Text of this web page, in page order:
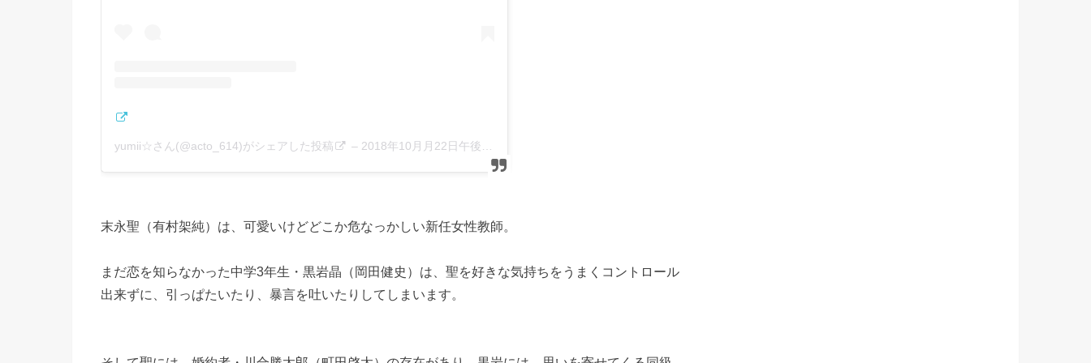
yumii☆さん(@acto_614)がシェアした投稿 – 2018年10月月22日午後4時29分PDT
末永聖（有村架純）は、可愛いけどどこか危なっかしい新任女性教師。
まだ恋を知らなかった中学3年生・黒岩晶（岡田健史）は、聖を好きな気持ちをうまくコントロール
出来ずに、引っぱたいたり、暴言を吐いたりしてしまいます。